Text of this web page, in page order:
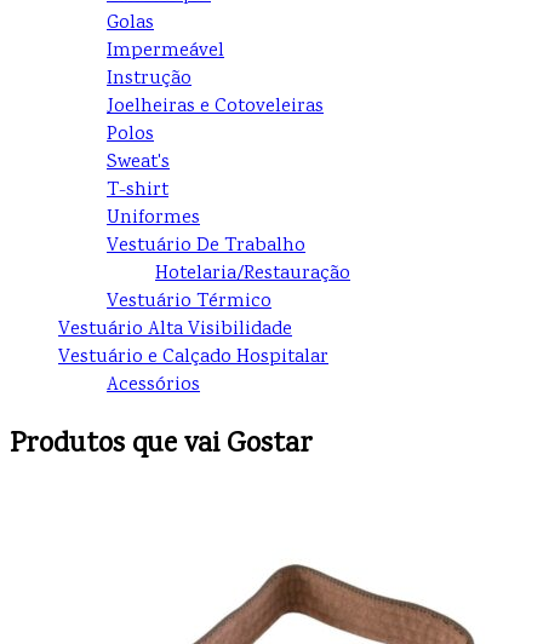
Golas
Impermeável
Instrução
Joelheiras e Cotoveleiras
Polos
Sweat's
T-shirt
Uniformes
Vestuário De Trabalho
Hotelaria/Restauração
Vestuário Térmico
Vestuário Alta Visibilidade
Vestuário e Calçado Hospitalar
Acessórios
Produtos que vai Gostar